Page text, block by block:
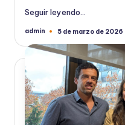
Seguir leyendo...
Publicado
admin 5 de marzo de 2026